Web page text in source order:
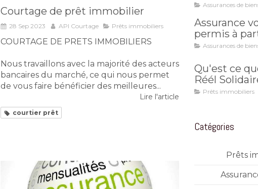
Courtage de prêt immobilier
28 Sep 2023 API Courtage Prêts immobiliers
COURTAGE DE PRETS IMMOBILIERS
Nous travaillons avec la majorité des acteurs
bancaires du marché, ce qui nous permet
de vous faire bénéficier des meilleures...
Lire l'article
courtier prêt
Assurances de
Assurance
permis à
Assurances de
Qu'est ce
Réél
Prêts immobiliers
Catégories
Prêts